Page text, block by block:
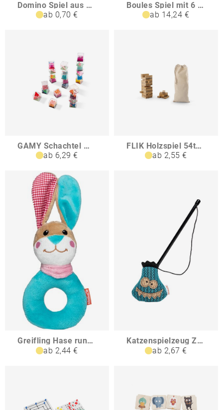
Domino Spiel aus Holz THOMAS
ab 0,70 €
Boules Spiel mit 6 Metallkugeln MAY
ab 14,24 €
GAMY Schachtel mit 24 Spielen
ab 6,29 €
FLIK Holzspiel 54teilig
ab 2,55 €
Greifling Hase rund mit Rassel
ab 2,44 €
Katzenspielzeug Zora Zahn
ab 2,67 €